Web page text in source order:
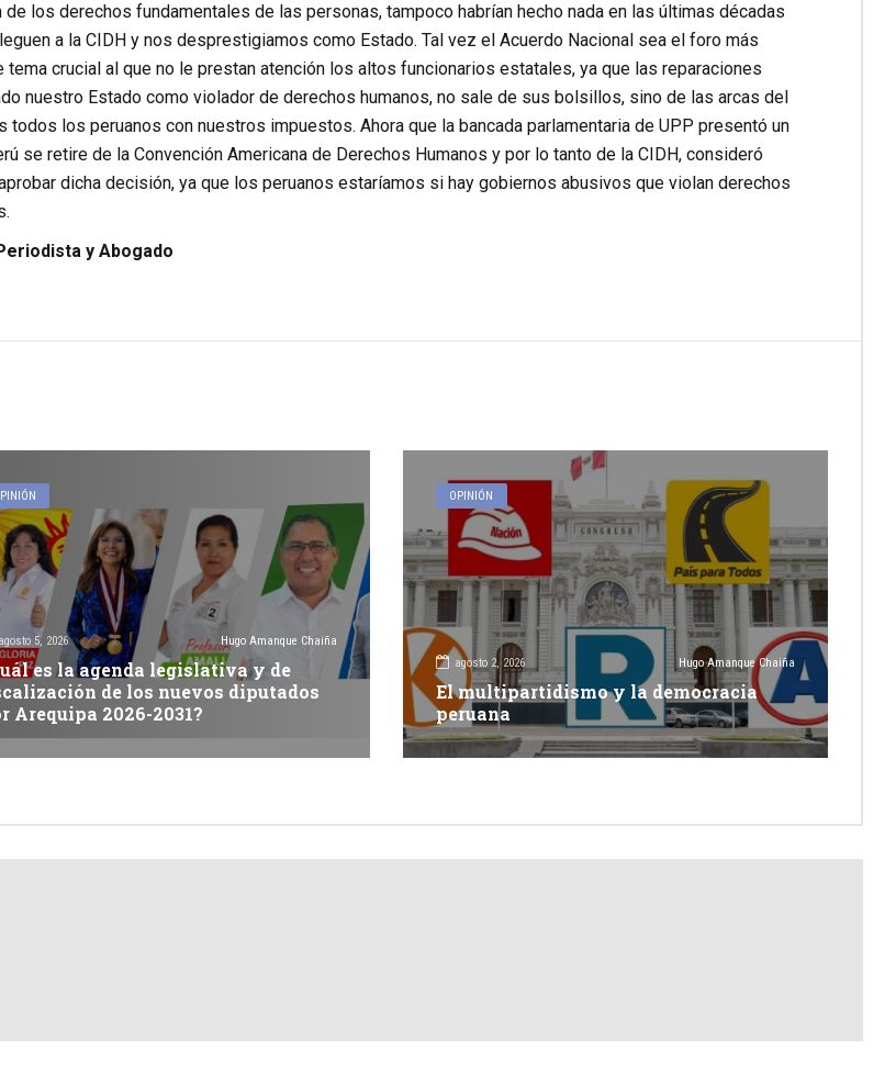
los derechos fundamentales de las personas, tampoco habrían hecho nada en las últimas décadas
a la CIDH y nos desprestigiamos como Estado. Tal vez el Acuerdo Nacional sea el foro más
tema crucial al que no le prestan atención los altos funcionarios estatales, ya que las reparaciones
nuestro Estado como violador de derechos humanos, no sale de sus bolsillos, sino de las arcas del
todos los peruanos con nuestros impuestos. Ahora que la bancada parlamentaria de UPP presentó un
se retire de la Convención Americana de Derechos Humanos y por lo tanto de la CIDH, consideró
dicha decisión, ya que los peruanos estaríamos si hay gobiernos abusivos que violan derechos
y Abogado
agosto 5, 2026 Hugo Amanque Chaiña
es la agenda legislativa y de
de los nuevos diputados
Arequipa 2026-2031?
OPINIÓN
agosto 2, 2026 Hugo Amanque Chaiña
El multipartidismo y la democracia
peruana